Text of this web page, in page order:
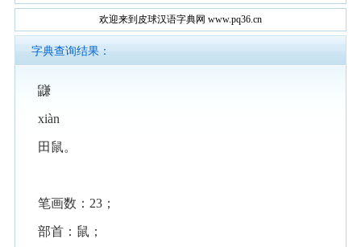
欢迎来到皮球汉语字典网 www.pq36.cn
字典查询结果：
鼸
xiàn
田鼠。
笔画数：23；
部首：鼠；